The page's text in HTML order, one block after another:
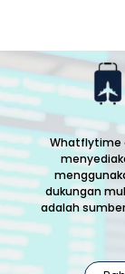
Whatflytime
dukungan
adalah